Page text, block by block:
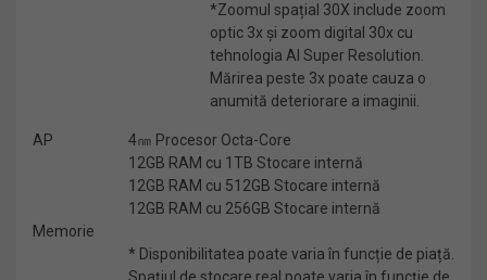
*Zoomul spațial 30X include zoom
optic 3x și zoom digital 30x cu
tehnologia AI Super Resolution.
Mărirea peste 3x poate cauza o
anumită deteriorare a imaginii.
AP 4㎚ Procesor Octa-Core
Memorie
12GB RAM cu 1TB Stocare internă
12GB RAM cu 512GB Stocare internă
12GB RAM cu 256GB Stocare internă
* Disponibilitatea poate varia în funcție de piață.